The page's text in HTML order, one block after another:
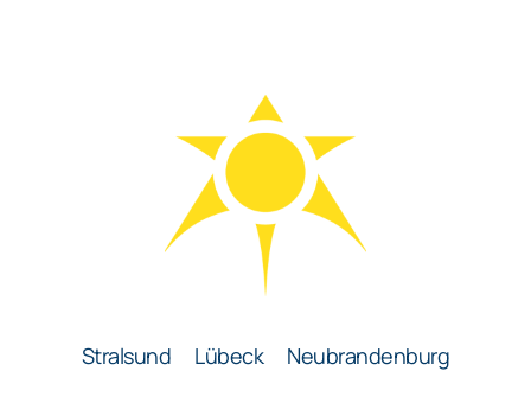
Stralsund Lübeck Neubrandenburg